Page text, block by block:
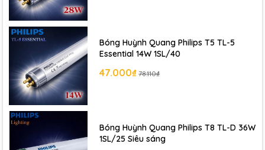
🔎 Khám phá thêm các dòng sản phẩm
Philips chính hãng
Bóng Huỳnh Quang Philips T5 TL-5
Essential 14W 1SL/40
47.000₫ 78.110₫
Bóng Huỳnh Quang Philips T8 TL-D 36W
1SL/25 Siêu sáng